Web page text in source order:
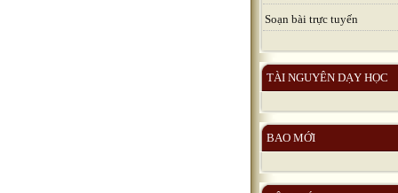
Soạn bài trực tuyến
TÀI NGUYÊN DẠY HỌC
BAO MỚI